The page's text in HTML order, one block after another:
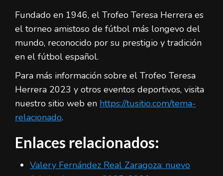
Fundado en 1946, el Trofeo Teresa Herrera es
el torneo amistoso de fútbol más longevo del
mundo, reconocido por su prestigio y tradición
en el fútbol español.
Para más información sobre el Trofeo Teresa
Herrera 2023 y otros eventos deportivos, visita
nuestro sitio web en https://tusitio.com/tema-
relacionado.
Enlaces relacionados:
Valery Fernández Real Zaragoza: nuevo